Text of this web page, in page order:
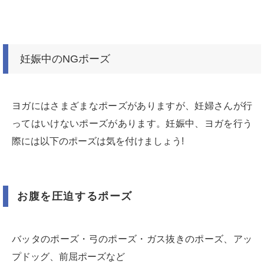
妊娠中のNGポーズ
ヨガにはさまざまなポーズがありますが、妊婦さんが行
ってはいけないポーズがあります。妊娠中、ヨガを行う
際には以下のポーズは気を付けましょう!
お腹を圧迫するポーズ
バッタのポーズ・弓のポーズ・ガス抜きのポーズ、アッ
プドッグ、前屈ポーズなど